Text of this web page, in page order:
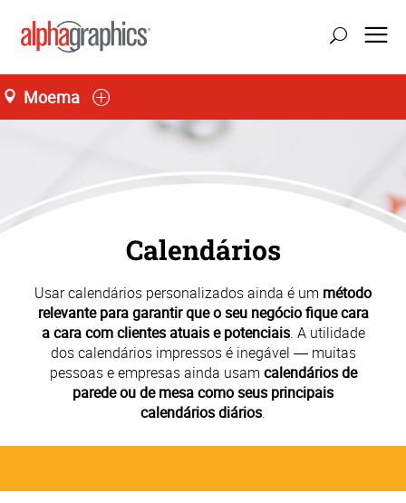
Moema
Calendários
Usar calendários personalizados ainda é um método
relevante para garantir que o seu negócio fique cara
a cara com clientes atuais e potenciais. A utilidade
dos calendários impressos é inegável ― muitas
pessoas e empresas ainda usam calendários de
parede ou de mesa como seus principais
calendários diários.